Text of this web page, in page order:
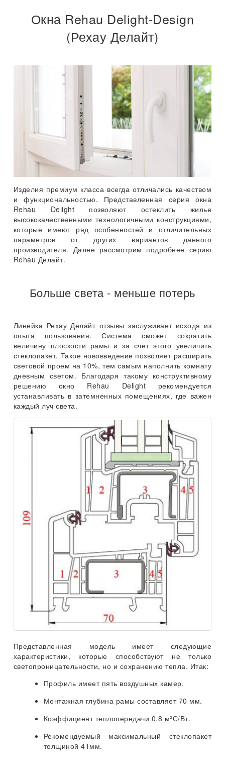
Окна Rehau Delight-Design
(Рехау Делайт)
Изделия премиум класса всегда отличались качеством
и функциональностью. Представленная серия окна
Rehau Delight позволяют остеклить жилье
высококачественными технологичными конструкциями,
которые имеют ряд особенностей и отличительных
параметров от других вариантов данного
производителя. Далее рассмотрим подробнее серию
Rehau Делайт.
Больше света - меньше потерь
Линейка Рехау Делайт отзывы заслуживает исходя из
опыта пользования. Система сможет сократить
величину плоскости рамы и за счет этого увеличить
стеклопакет. Такое нововведение позволяет расширить
световой проем на 10%, тем самым наполнить комнату
дневным светом. Благодаря такому конструктивному
решению окно Rehau Delight рекомендуется
устанавливать в затемненных помещениях, где важен
каждый луч света.
Представленная модель имеет следующие
характеристики, которые способствуют не только
светопроницательности, но и сохранению тепла. Итак:
Профиль имеет пять воздушных камер.
Монтажная глубина рамы составляет 70 мм.
Коэффициент теплопередачи 0,8 м²С/Вт.
Рекомендуемый максимальный стеклопакет
толщиной 41мм.